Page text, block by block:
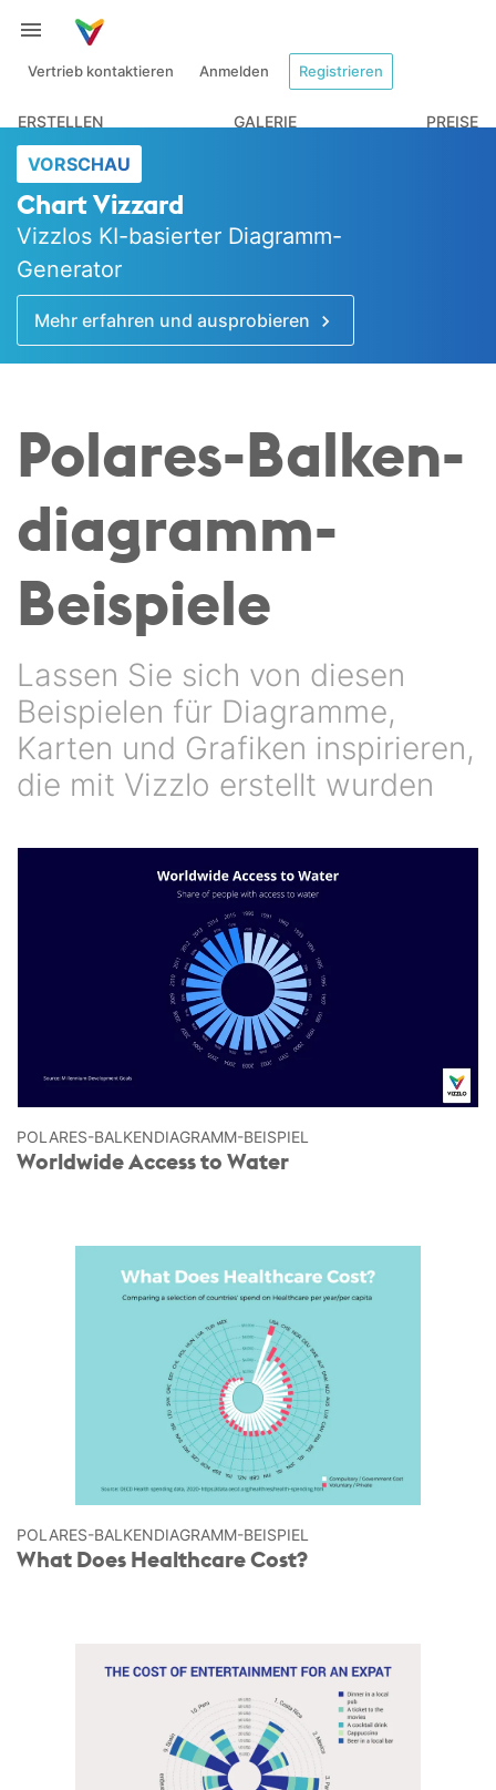
Vertrieb kontaktieren Anmelden Registrieren
ERSTELLEN GALERIE PREISE
VORSCHAU
Chart Vizzard
Vizzlos KI-basierter Diagramm-
Generator
Mehr erfahren und ausprobieren
Polares-Balken­
diagramm-
Beispiele
Lassen Sie sich von diesen
Beispielen für Diagramme,
Karten und Grafiken inspirieren,
die mit Vizzlo erstellt wurden
POLARES-BALKEN­DIAGRAMM-BEISPIEL
Worldwide Access to Water
POLARES-BALKEN­DIAGRAMM-BEISPIEL
What Does Healthcare Cost?